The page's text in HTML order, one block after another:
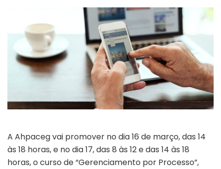
A Ahpaceg vai promover no dia 16 de março, das 14
às 18 horas, e no dia 17, das 8 às 12 e das 14 às 18
horas, o curso de “Gerenciamento por Processo”,